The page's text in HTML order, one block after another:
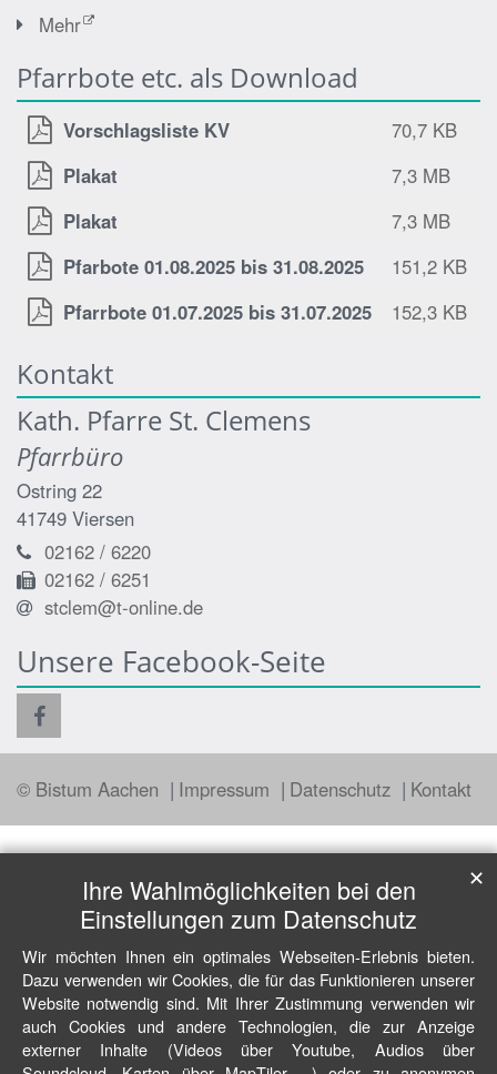
Mehr
Pfarrbote etc. als Download
Vorschlagsliste KV
70,7 KB
Plakat
7,3 MB
Plakat
7,3 MB
Pfarbote 01.08.2025 bis 31.08.2025
151,2 KB
Pfarrbote 01.07.2025 bis 31.07.2025
152,3 KB
Kontakt
Kath. Pfarre St. Clemens
Pfarrbüro
Ostring 22
41749 Viersen
02162 / 6220
02162 / 6251
stclem@t-online.de
Unsere Facebook-Seite
© Bistum Aachen Impressum Datenschutz Kontakt
Ihre Wahlmöglichkeiten bei den
Einstellungen zum Datenschutz
Wir möchten Ihnen ein optimales Webseiten-Erlebnis bieten.
Dazu verwenden wir Cookies, die für das Funktionieren unserer
Website notwendig sind. Mit Ihrer Zustimmung verwenden wir
auch Cookies und andere Technologien, die zur Anzeige
externer Inhalte (Videos über Youtube, Audios über
✕